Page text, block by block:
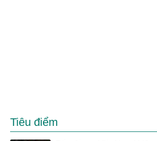
Tiêu điểm